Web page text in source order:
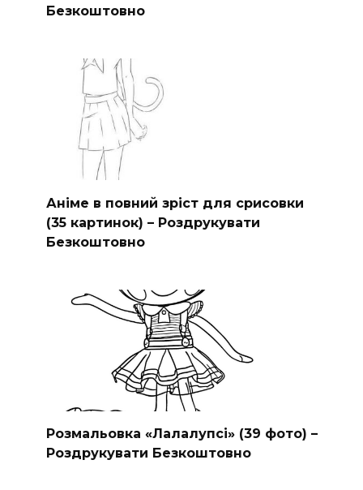
Безкоштовно
Аніме в повний зріст для срисовки
(35 картинок) – Роздрукувати
Безкоштовно
Розмальовка «Лалалупсі» (39 фото) –
Роздрукувати Безкоштовно